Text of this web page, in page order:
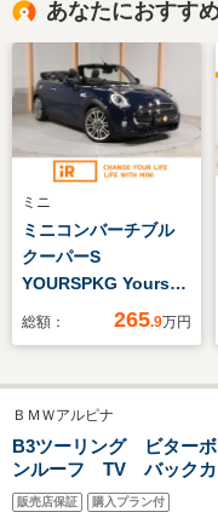
あなたにおすす
ミニ
ミニコンバーチブル
クーパーS
YOURSPKG Yoursソ
フトトップ/アルミホ
クカメラ リア障害物
センサー クルコン コ
ンフォートアクセス
純正ナビ ETC2.0 整備
付
総額： 265.9万円
ＢＭＷアルピナ
B3ツーリング ビター
ンルーフ TV バックカ
販売店保証 購入プラン付